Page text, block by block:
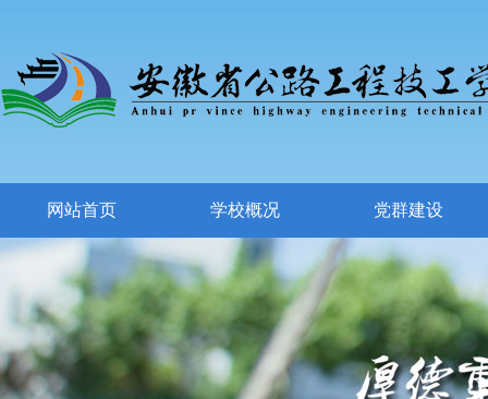
网站首页 学校概况 党群建设